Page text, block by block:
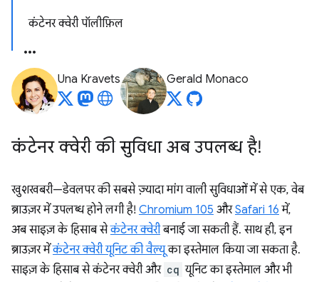
कंटेनर क्वेरी पॉलीफ़िल
Una Kravets Gerald Monaco
कंटेनर क्वेरी की सुविधा अब उपलब्ध है!
खुशखबरी—डेवलपर की सबसे ज़्यादा मांग वाली सुविधाओं में से एक, वेब
ब्राउज़र में उपलब्ध होने लगी है! Chromium 105 औरSafari 16 में,
अब साइज़ के हिसाब सेकंटेनर क्वेरीबनाई जा सकती हैं. साथ ही, इन
ब्राउज़र मेंकंटेनर क्वेरी यूनिट की वैल्यूका इस्तेमाल किया जा सकता है.
साइज़ के हिसाब से कंटेनर क्वेरी और cq यूनिट का इस्तेमाल और भी